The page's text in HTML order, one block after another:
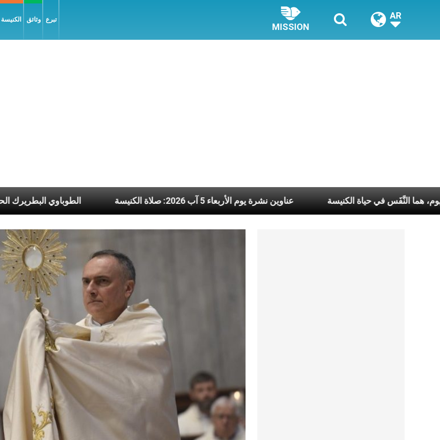
وثائق تبرع
MISSION
AR
عناوين نشرة يوم الأربعاء 5 آب 2026: صلاة الكنيسة أسبوع وكلّ يوم، هما النَّفَس في حياة الكنيسة